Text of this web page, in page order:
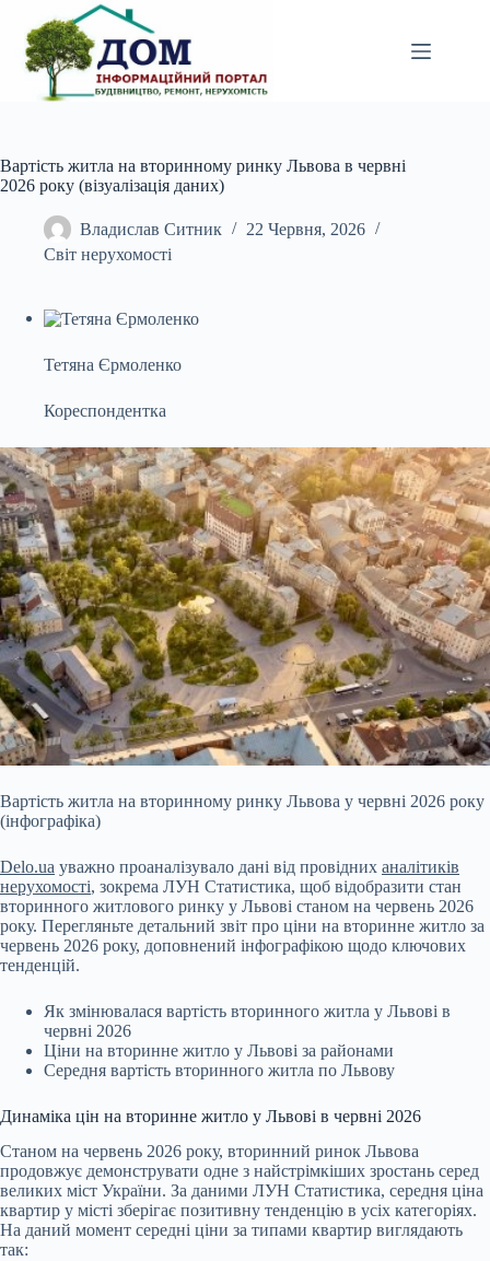
вмісту
Вартість житла на вторинному ринку Львова в червні
2026 року (візуалізація даних)
Владислав Ситник
22 Червня, 2026
Світ нерухомості
Тетяна Єрмоленко
Кореспондентка
Вартість житла на вторинному ринку Львова у червні 2026 року
(інфографіка)
Delo.ua уважно проаналізувало дані від провідних аналітиків
нерухомості, зокрема ЛУН Статистика, щоб відобразити стан
вторинного житлового ринку у Львові станом на червень 2026
року. Перегляньте детальний звіт про ціни на вторинне житло за
червень 2026 року, доповнений інфографікою щодо ключових
тенденцій.
Як змінювалася вартість вторинного житла у Львові в
червні 2026
Ціни на вторинне житло у Львові за районами
Середня вартість вторинного житла по Львову
Динаміка цін на вторинне житло у Львові в червні 2026
Станом на червень 2026 року, вторинний ринок Львова
продовжує демонструвати одне з найстрімкіших зростань серед
великих міст України. За даними ЛУН Статистика, середня ціна
квартир у місті зберігає позитивну тенденцію в усіх категоріях.
На даний момент середні ціни за типами квартир виглядають
так: